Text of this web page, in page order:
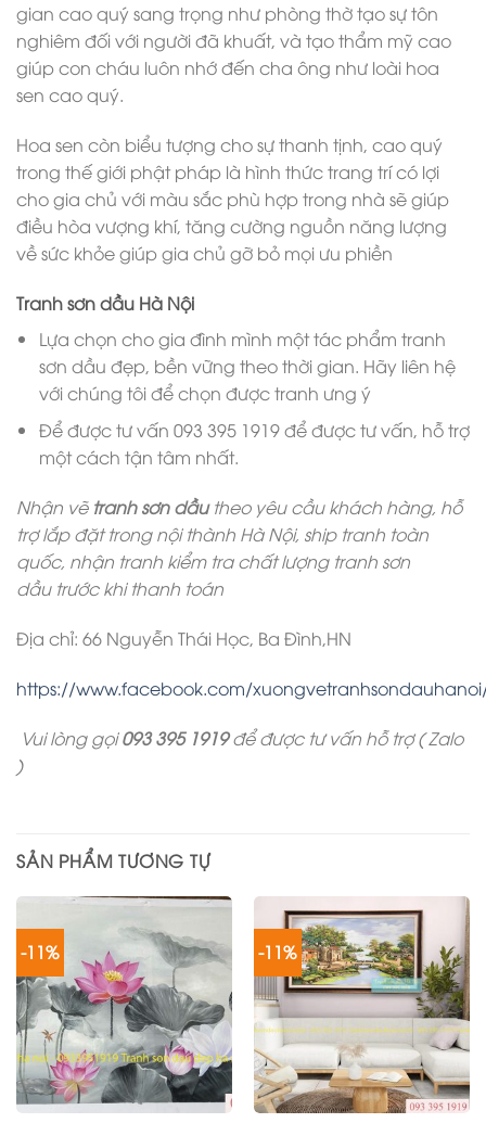
gian cao quý sang trọng như phòng thờ tạo sự tôn
nghiêm đối với người đã khuất, và tạo thẩm mỹ cao
giúp con cháu luôn nhớ đến cha ông như loài hoa
sen cao quý.
Hoa sen còn biểu tượng cho sự thanh tịnh, cao quý
trong thế giới phật pháp là hình thức trang trí có lợi
cho gia chủ với màu sắc phù hợp trong nhà sẽ giúp
điều hòa vượng khí, tăng cường nguồn năng lượng
về sức khỏe giúp gia chủ gỡ bỏ mọi ưu phiền
Tranh sơn dầu Hà Nội
Lựa chọn cho gia đình mình một tác phẩm tranh
sơn dầu đẹp, bền vững theo thời gian. Hãy liên hệ
với chúng tôi để chọn được tranh ưng ý
Để được tư vấn 093 395 1919 để được tư vấn, hỗ trợ
một cách tận tâm nhất.
Nhận vẽ tranh sơn dầutheo yêu cầu khách hàng, hỗ
trợ lắp đặt trong nội thành Hà Nội, ship tranh toàn
quốc, nhận tranh kiểm tra chất lượng tranh sơn
dầu trước khi thanh toán
Địa chỉ: 66 Nguyễn Thái Học, Ba Đình,HN
https://www.facebook.com/
Vui lòng gọi093 395 1919để được tư vấn hỗ trợ ( Zalo
)
SẢN PHẨM TƯƠNG TỰ
-11% -11%